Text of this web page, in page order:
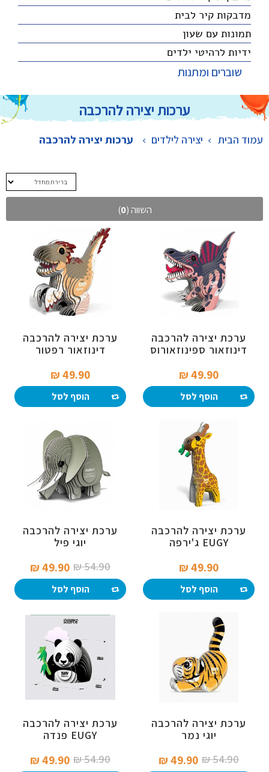
מדבקות קיר לבית
תמונות עם שעון
ידיות לרהיטי ילדים
שוברים ומתנות
ערכות יצירה להרכבה
עמוד הבית יצירה לילדים > ערכות יצירה להרכבה
השווה (0
)
ערכת יצירה להרכבה
דינוזאור ספינוזאורוס
49.90 ₪‎
הוסף לסל
ערכת יצירה להרכבה
דינוזאור רפטור
49.90 ₪‎
הוסף לסל
ערכת יצירה להרכבה
EUGY ג'ירפה
49.90 ₪‎
הוסף לסל
ערכת יצירה להרכבה
יוגי פיל
54.90 ₪‎
49.90 ₪‎
הוסף לסל
ערכת יצירה להרכבה
יוגי נמר
54.90 ₪‎
49.90 ₪‎
ערכת יצירה להרכבה
EUGY פנדה
54.90 ₪‎
49.90 ₪‎